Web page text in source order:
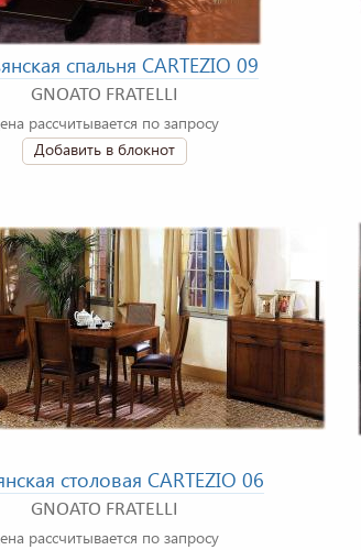
спальня CARTEZIO 09
GNOATO FRATELLI
рассчитывается по запросу
Добавить в блокнот
столовая CARTEZIO 06
GNOATO FRATELLI
рассчитывается по запросу